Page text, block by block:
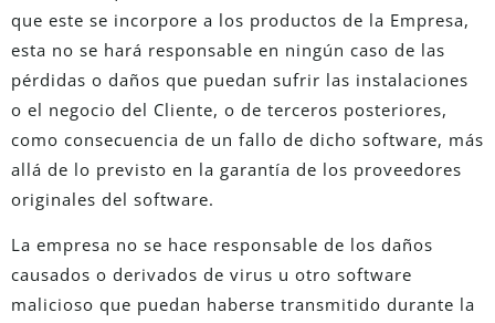
que este se incorpore a los productos de la Empresa,
esta no se hará responsable en ningún caso de las
pérdidas o daños que puedan sufrir las instalaciones
o el negocio del Cliente, o de terceros posteriores,
como consecuencia de un fallo de dicho software, más
allá de lo previsto en la garantía de los proveedores
originales del software.
La empresa no se hace responsable de los daños
causados o derivados de virus u otro software
malicioso que puedan haberse transmitido durante la